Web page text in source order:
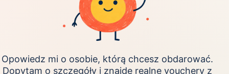
Opowiedz mi o osobie, którą chcesz obdarować.
Dopytam o szczegóły i znajdę realne vouchery z